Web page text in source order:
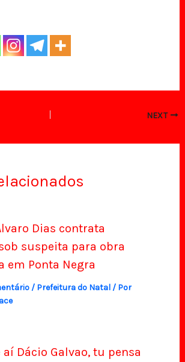
NEXT
Dias contrata
suspeita para obra
em Ponta Negra
/ Prefeitura do Natal/ Por
aí Dácio Galvao, tu pensa